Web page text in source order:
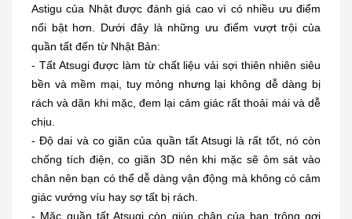
Astigu của Nhật được đánh giá cao vì có nhiều ưu điểm
nổi bật hơn. Dưới đây là những ưu điểm vượt trội của
quần tất đến từ Nhật Bản:
- Tất Atsugi được làm từ chất liệu vải sợi thiên nhiên siêu
bền và mềm mại, tuy mỏng nhưng lại không dễ dàng bị
rách và dãn khi mặc, đem lại cảm giác rất thoải mái và dễ
chịu.
- Độ dai và co giãn của quần tất Atsugi là rất tốt, nó còn
chống tích điện, co giãn 3D nên khi mặc sẽ ôm sát vào
chân nên bạn có thể dễ dàng vận động mà không có cảm
giác vướng víu hay sợ tất bị rách.
- Mặc quần tất Atsugi còn giúp chân của bạn trông gợi